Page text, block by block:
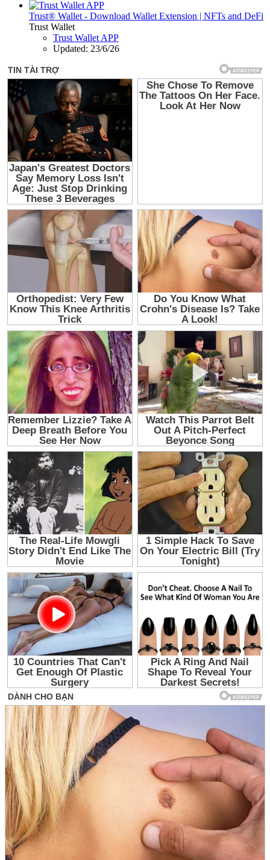
Trust® Wallet - Download Wallet Extension | NFTs and DeFi
Trust Wallet
Trust Wallet APP
Updated: 23/6/26